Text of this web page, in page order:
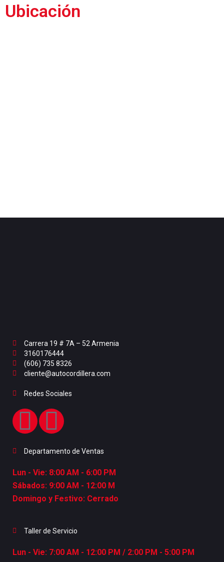
Ubicación
Carrera 19 # 7A – 52 Armenia
3160176444
(606) 735 8326
cliente@autocordillera.com
Redes Sociales
Departamento de Ventas
Lun - Vie: 8:00 AM - 6:00 PM
Sábados: 9:00 AM - 12:00 M
Domingo y Festivo: Cerrado
Taller de Servicio
Lun - Vie: 7:00 AM - 12:00 PM / 2:00 PM - 5:00 PM